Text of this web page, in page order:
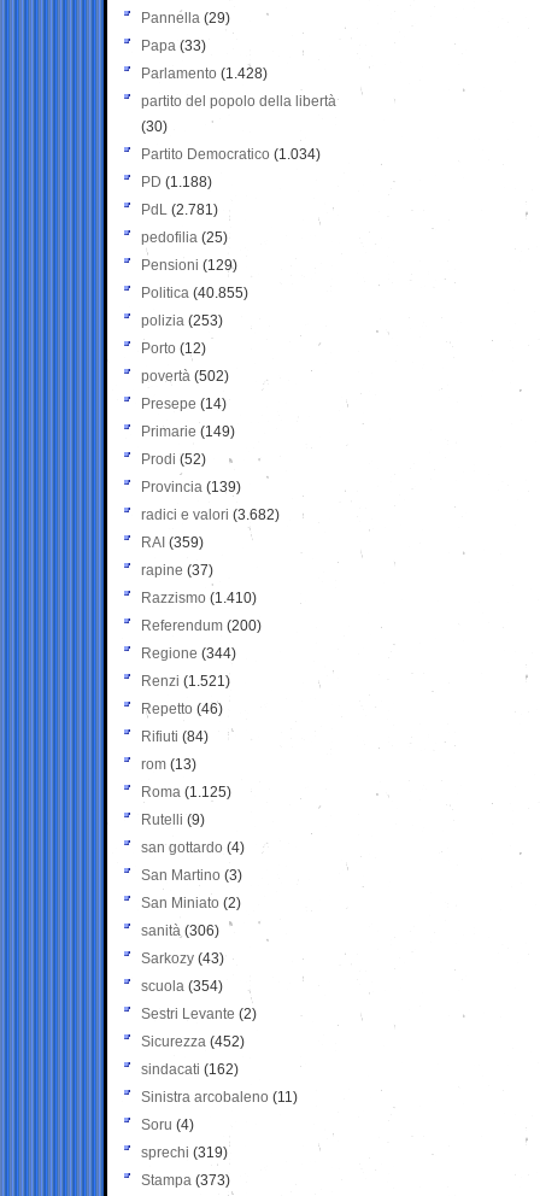
Pannella (29)
Papa (33)
Parlamento (1.428)
partito del popolo della libertà
(30)
Partito Democratico (1.034)
PD (1.188)
PdL (2.781)
pedofilia (25)
Pensioni (129)
Politica (40.855)
polizia (253)
Porto (12)
povertà (502)
Presepe (14)
Primarie (149)
Prodi (52)
Provincia (139)
radici e valori (3.682)
RAI (359)
rapine (37)
Razzismo (1.410)
Referendum (200)
Regione (344)
Renzi (1.521)
Repetto (46)
Rifiuti (84)
rom (13)
Roma (1.125)
Rutelli (9)
san gottardo (4)
San Martino (3)
San Miniato (2)
sanità (306)
Sarkozy (43)
scuola (354)
Sestri Levante (2)
Sicurezza (452)
sindacati (162)
Sinistra arcobaleno (11)
Soru (4)
sprechi (319)
Stampa (373)